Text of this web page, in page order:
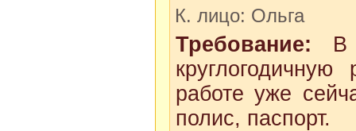
К. лицо: Ольга
Требование: В
работе уже
полис, паспорт.